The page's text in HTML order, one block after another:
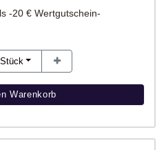
Stück
Warenkorb